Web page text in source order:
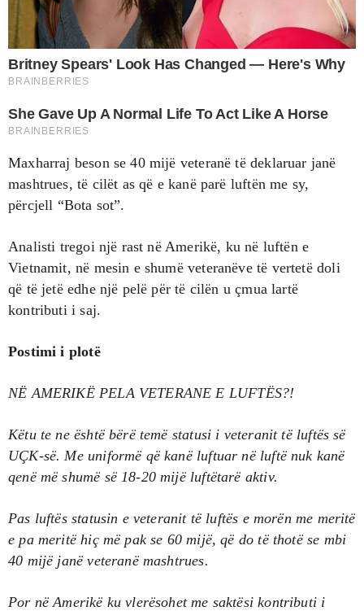
Maxharraj beson se 40 mijë veteranë të deklaruar janë
mashtrues, të cilët as që e kanë parë luftën me sy,
përcjell “Bota sot”.
Analisti tregoi një rast në Amerikë, ku në luftën e
Vietnamit, në mesin e shumë veteranëve të vertetë doli
që të jetë edhe një pelë për të cilën u çmua lartë
kontributi i saj.
Postimi i plotë
NË AMERIKË PELA VETERANE E LUFTËS?!
Këtu te ne është bërë temë statusi i veteranit të luftës së
UÇK-së. Me uniformë që kanë luftuar në luftë nuk kanë
qenë më shumë së 18-20 mijë luftëtarë aktiv.
Pas luftës statusin e veteranit të luftës e morën me meritë
e pa meritë hiç më pak se 60 mijë, që do të thotë se mbi
40 mijë janë veteranë mashtrues.
Por në Amerikë ku vlerësohet me saktësi kontributi i